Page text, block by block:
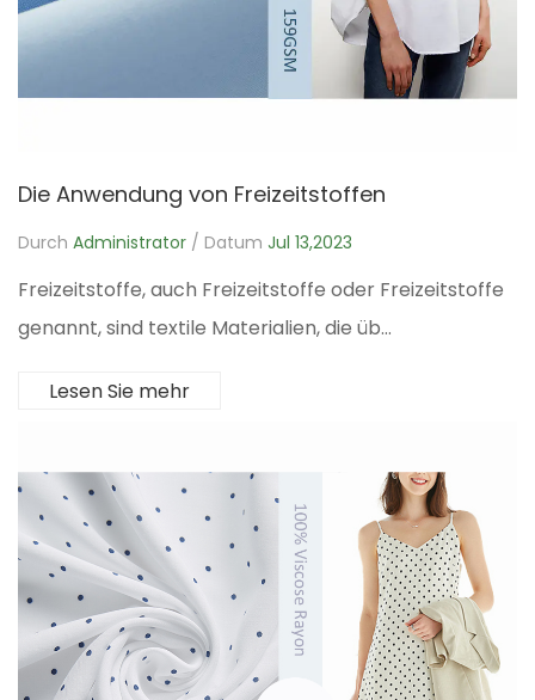
Die Anwendung von Freizeitstoffen
Durch Administrator / Datum Jul 13,2023
Freizeitstoffe, auch Freizeitstoffe oder Freizeitstoffe
genannt, sind textile Materialien, die üb...
Lesen Sie mehr